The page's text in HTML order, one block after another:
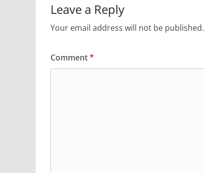
Leave a Reply
Your email address will not be published.
Comment*